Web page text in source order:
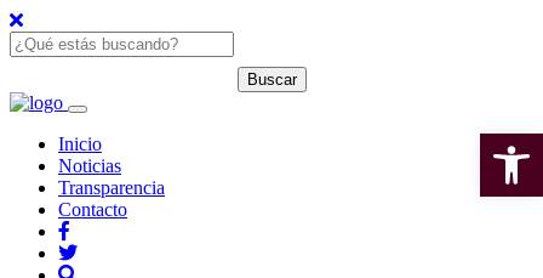
Inicio
Noticias
Transparencia
Contacto